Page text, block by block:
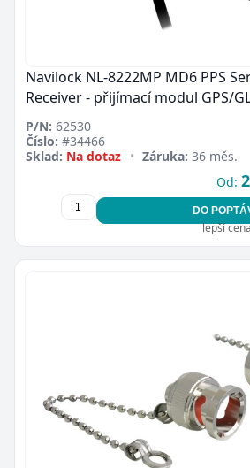
Navilock NL-8222MP MD6 PPS
Receiver - přijímací modul GPS/
P/N: 62530
Číslo: #34466
Sklad: Na dotaz • Záruka: 36 měs.
Od:
DO
lepší